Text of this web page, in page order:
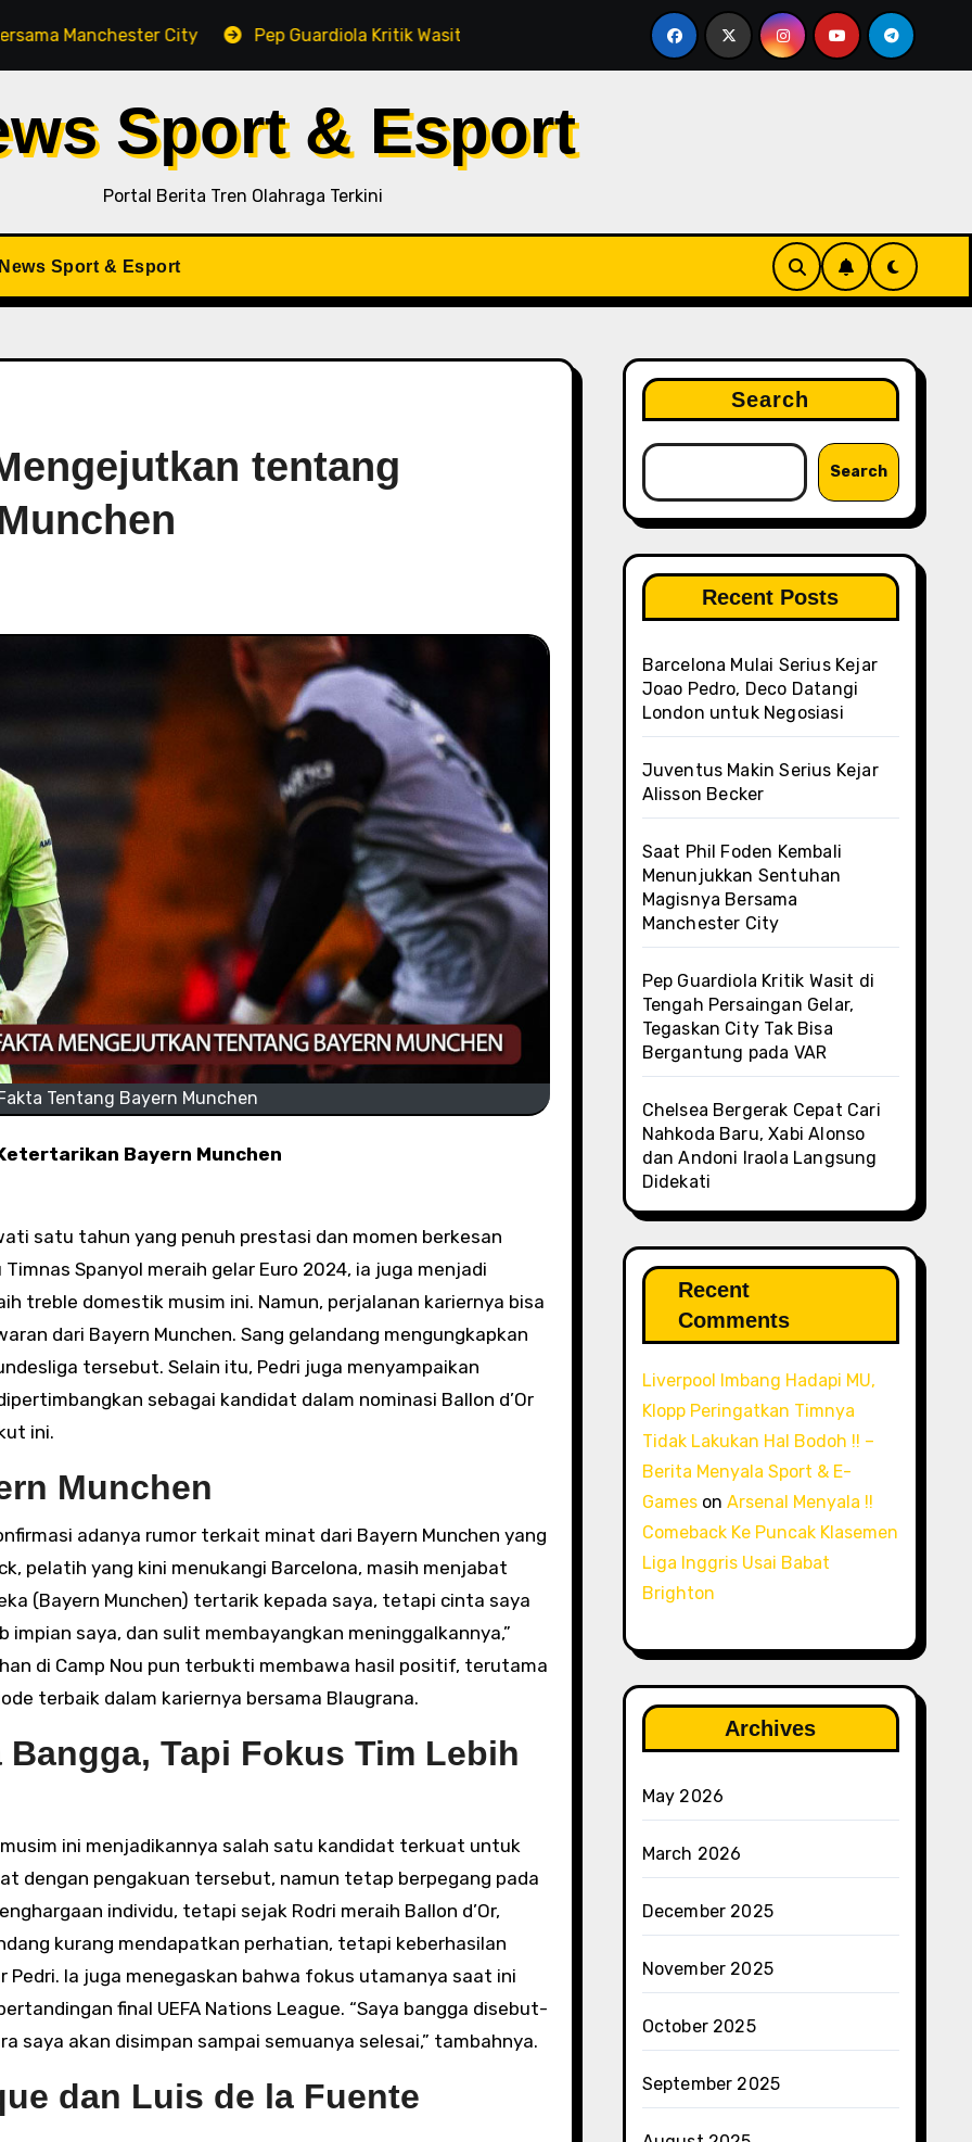
City Pep Guardiola Kritik Wasit di Tengah Persaingan Gelar, Tegaskan City Tak Bisa Bergantung pada
Sport & Esport
Portal Berita Tren Olahraga Terkini
Sport & Esport
tentang
Tentang Bayern Munchen
Bayern Munchen
satu tahun yang penuh prestasi dan momen berkesan
Spanyol meraih gelar Euro 2024, ia juga menjadi
treble domestik musim ini. Namun, perjalanan kariernya bisa
dari Bayern Munchen. Sang gelandang mengungkapkan
tersebut. Selain itu, Pedri juga menyampaikan
sebagai kandidat dalam nominasi Ballon d’Or
ini.
Munchen
adanya rumor terkait minat dari Bayern Munchen yang
pelatih yang kini menukangi Barcelona, masih menjabat
(Bayern Munchen) tertarik kepada saya, tetapi cinta saya
saya, dan sulit membayangkan meninggalkannya,”
di Camp Nou pun terbukti membawa hasil positif, terutama
terbaik dalam kariernya bersama Blaugrana.
Bangga, Tapi Fokus Tim Lebih
ini menjadikannya salah satu kandidat terkuat untuk
dengan pengakuan tersebut, namun tetap berpegang pada
individu, tetapi sejak Rodri meraih Ballon d’Or,
kurang mendapatkan perhatian, tetapi keberhasilan
Pedri. Ia juga menegaskan bahwa fokus utamanya saat ini
final UEFA Nations League. “Saya bangga disebut-
saya akan disimpan sampai semuanya selesai,” tambahnya.
dan Luis de la Fuente
Search
Search
Recent Posts
Barcelona Mulai Serius Kejar
Joao Pedro, Deco Datangi
London untuk Negosiasi
Juventus Makin Serius Kejar
Alisson Becker
Saat Phil Foden Kembali
Menunjukkan Sentuhan
Magisnya Bersama
Manchester City
Pep Guardiola Kritik Wasit di
Tengah Persaingan Gelar,
Tegaskan City Tak Bisa
Bergantung pada VAR
Chelsea Bergerak Cepat Cari
Nahkoda Baru, Xabi Alonso
dan Andoni Iraola Langsung
Didekati
Recent
Comments
Liverpool Imbang Hadapi MU,
Klopp Peringatkan Timnya
Tidak Lakukan Hal Bodoh !! –
Berita Menyala Sport & E-
Gameson Arsenal Menyala !!
Comeback Ke Puncak Klasemen
Liga Inggris Usai Babat
Brighton
Archives
May 2026
March 2026
December 2025
November 2025
October 2025
September 2025